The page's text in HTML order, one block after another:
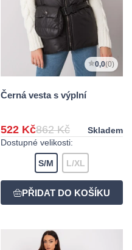
0,0(0)
Černá vesta s výplní
522 Kč862 Kč
Skladem
Dostupné velikosti:
S/M L/XL